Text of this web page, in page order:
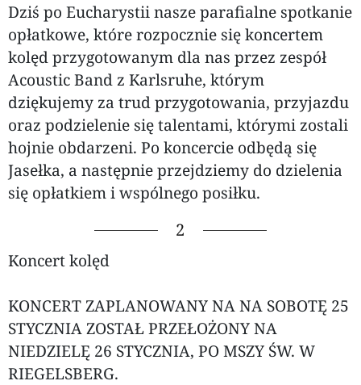
Dziś po Eucharystii nasze parafialne spotkanie
opłatkowe, które rozpocznie się koncertem
kolęd przygotowanym dla nas przez zespół
Acoustic Band z Karlsruhe, którym
dziękujemy za trud przygotowania, przyjazdu
oraz podzielenie się talentami, którymi zostali
hojnie obdarzeni. Po koncercie odbędą się
Jasełka, a następnie przejdziemy do dzielenia
się opłatkiem i wspólnego posiłku.
2
Koncert kolęd
KONCERT ZAPLANOWANY NA NA SOBOTĘ 25
STYCZNIA ZOSTAŁ PRZEŁOŻONY NA
NIEDZIELĘ 26 STYCZNIA, PO MSZY ŚW. W
RIEGELSBERG.